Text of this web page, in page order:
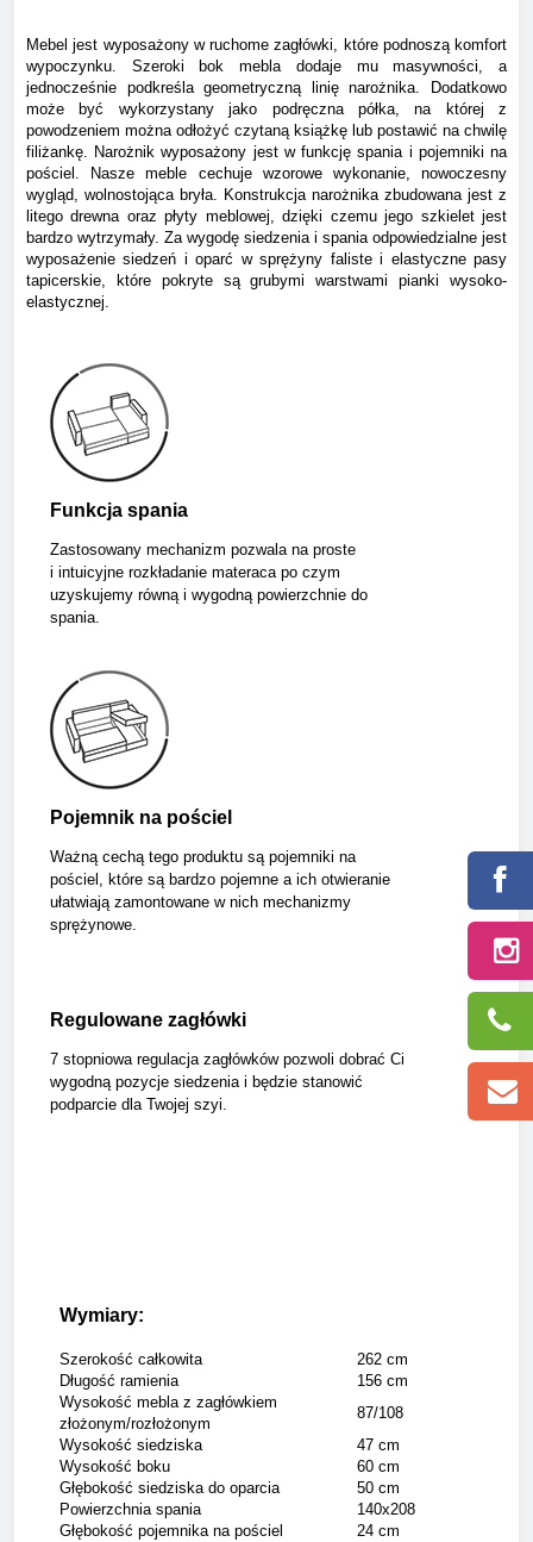
Mebel jest wyposażony w ruchome zagłówki, które podnoszą komfort
wypoczynku. Szeroki bok mebla dodaje mu masywności, a
jednocześnie podkreśla geometryczną linię narożnika. Dodatkowo
może być wykorzystany jako podręczna półka, na której z
powodzeniem można odłożyć czytaną książkę lub postawić na chwilę
filiżankę. Narożnik wyposażony jest w funkcję spania i pojemniki na
pościel. Nasze meble cechuje wzorowe wykonanie, nowoczesny
wygląd, wolnostojąca bryła. Konstrukcja narożnika zbudowana jest z
litego drewna oraz płyty meblowej, dzięki czemu jego szkielet jest
bardzo wytrzymały. Za wygodę siedzenia i spania odpowiedzialne jest
wyposażenie siedzeń i oparć w sprężyny faliste i elastyczne pasy
tapicerskie, które pokryte są grubymi warstwami pianki wysoko-
elastycznej.
Funkcja spania
Zastosowany mechanizm pozwala na proste
i intuicyjne rozkładanie materaca po czym
uzyskujemy równą i wygodną powierzchnie do
spania.
Pojemnik na pościel
Ważną cechą tego produktu są pojemniki na
pościel, które są bardzo pojemne a ich otwieranie
ułatwiają zamontowane w nich mechanizmy
sprężynowe.
Regulowane zagłówki
7 stopniowa regulacja zagłówków pozwoli dobrać Ci
wygodną pozycje siedzenia i będzie stanowić
podparcie dla Twojej szyi.
Wymiary:
Szerokość całkowita
262 cm
Długość ramienia
156 cm
Wysokość mebla z zagłówkiem
złożonym/rozłożonym
87/108
Wysokość siedziska
47 cm
Wysokość boku
60 cm
Głębokość siedziska do oparcia
50 cm
Powierzchnia spania
140x208
Głębokość pojemnika na pościel
24 cm